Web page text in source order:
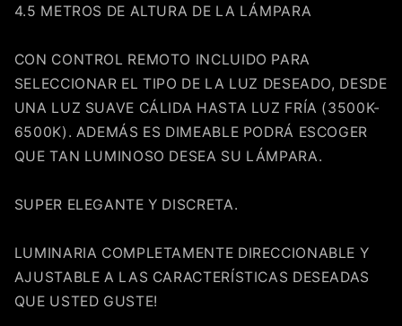
4.5 METROS DE ALTURA DE LA LÁMPARA
CON CONTROL REMOTO INCLUIDO PARA
SELECCIONAR EL TIPO DE LA LUZ DESEADO, DESDE
UNA LUZ SUAVE CÁLIDA HASTA LUZ FRÍA (3500K-
6500K). ADEMÁS ES DIMEABLE PODRÁ ESCOGER
QUE TAN LUMINOSO DESEA SU LÁMPARA.
SUPER ELEGANTE Y DISCRETA.
LUMINARIA COMPLETAMENTE DIRECCIONABLE Y
AJUSTABLE A LAS CARACTERÍSTICAS DESEADAS
QUE USTED GUSTE!